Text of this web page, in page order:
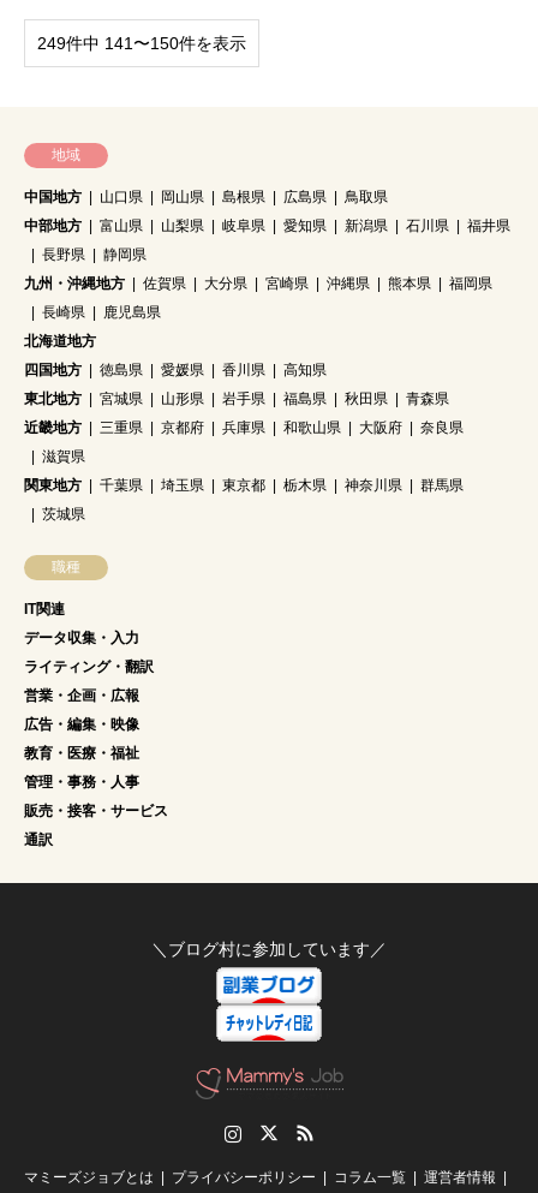
249件中 141〜150件を表示
地域
中国地方 山口県 岡山県 島根県 広島県
鳥取県
中部地方
富山県 山梨県 岐阜県 愛知県 新潟県 石川県
福井県
長野県
静岡県
九州・沖縄地方
佐賀県 大分県 宮崎県 沖縄県 熊本県
福岡県
長崎県
鹿児島県
北海道地方
四国地方
徳島県 愛媛県 香川県
高知県
東北地方
宮城県 山形県 岩手県 福島県 秋田県
青森県
近畿地方
三重県 京都府 兵庫県 和歌山県 大阪府
奈良県
滋賀県
関東地方
千葉県 埼玉県 東京都 栃木県 神奈川県
群馬県
茨城県
職種
IT関連
データ収集・入力
ライティング・翻訳
営業・企画・広報
広告・編集・映像
教育・医療・福祉
管理・事務・人事
販売・接客・サービス
通訳
＼ブログ村に参加しています／
マミーズジョブとは プライバシーポリシー コラム一覧 運営者情報